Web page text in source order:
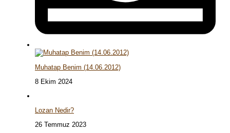
Muhatap Benim (14.06.2012)
8 Ekim 2024
Lozan Nedir?
26 Temmuz 2023